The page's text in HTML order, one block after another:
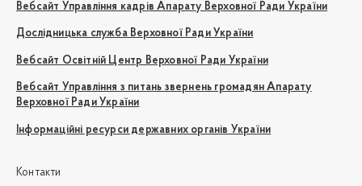
Вебсайт Управління кадрів Апарату Верховної Ради України
Дослідницька служба Верховної Ради України
Вебсайт Освітній Центр Верховної Ради України
Вебсайт Управління з питань звернень громадян Апарату
Верховної Ради України
Інформаційні ресурси державних органів України
Контакти